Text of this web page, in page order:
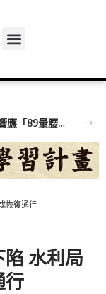
女性腰圍80、男性90公分是警戒線 黃敏惠響應「89量腰日」籲做好健康ACE
恢復通行
水利局
行